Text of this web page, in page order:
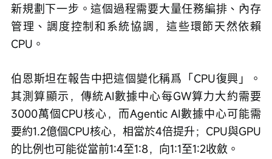
新規劃下一步。這個過程需要大量任務編排、內存
管理、調度控制和系統協調，這些環節天然依賴
CPU。
伯恩斯坦在報告中把這個變化稱爲「CPU復興」。
其測算顯示，傳統AI數據中心每GW算力大約需要
3000萬個CPU核心，而Agentic AI數據中心可能需
要約1.2億個CPU核心，相當於4倍提升；CPU與GPU
的比例也可能從當前1:4至1:8，向1:1至1:2收斂。